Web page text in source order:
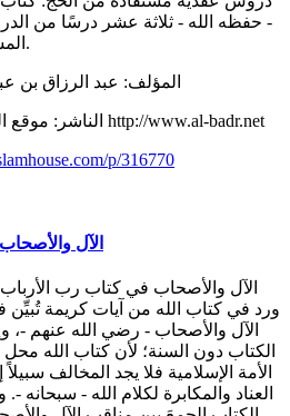
- حفظه الله - ثلاثة عشر درسًا من
المستفادة من عبادة الحج.
المؤلف: عبد الرزاق بن
الناشر: موقع الشيخ عبد الرزاق البدر http://www.al-badr.net
p/316770
الآل
الآل والأصحاب في كتاب رب
ورد في كتاب الله من آيات كريمة
الآل والأصحاب - رضي الله عنهم -،
الكتاب دون السنة؛ لأن كتاب الله محل
الأمة الإسلامية فلا يجد المخالف
العناد والمكابرة لكلام الله -